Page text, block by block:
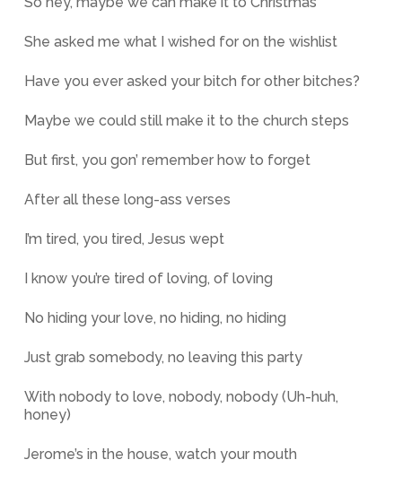
She asked me what I wished for on the wishlist
Have you ever asked your bitch for other bitches?
Maybe we could still make it to the church steps
But first, you gon’ remember how to forget
After all these long-ass verses
I’m tired, you tired, Jesus wept
I know you’re tired of loving, of loving
No hiding your love, no hiding, no hiding
Just grab somebody, no leaving this party
With nobody to love, nobody, nobody (Uh-huh,
honey)
Jerome’s in the house, watch your mouth